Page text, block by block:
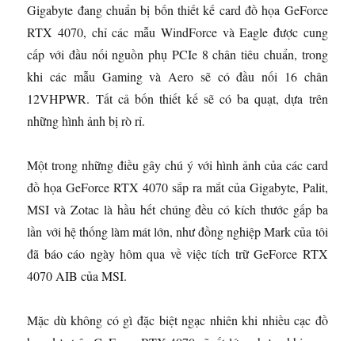
Gigabyte đang chuẩn bị bốn thiết kế card đồ họa GeForce
RTX 4070, chỉ các mẫu WindForce và Eagle được cung
cấp với đầu nối nguồn phụ PCIe 8 chân tiêu chuẩn, trong
khi các mẫu Gaming và Aero sẽ có đầu nối 16 chân
12VHPWR. Tất cả bốn thiết kế sẽ có ba quạt, dựa trên
những hình ảnh bị rò rỉ.
Một trong những điều gây chú ý với hình ảnh của các card
đồ họa GeForce RTX 4070 sắp ra mắt của Gigabyte, Palit,
MSI và Zotac là hầu hết chúng đều có kích thước gấp ba
lần với hệ thống làm mát lớn, như đồng nghiệp Mark của tôi
đã báo cáo ngày hôm qua về việc tích trữ GeForce RTX
4070 AIB của MSI.
Mặc dù không có gì đặc biệt ngạc nhiên khi nhiều cạc đồ